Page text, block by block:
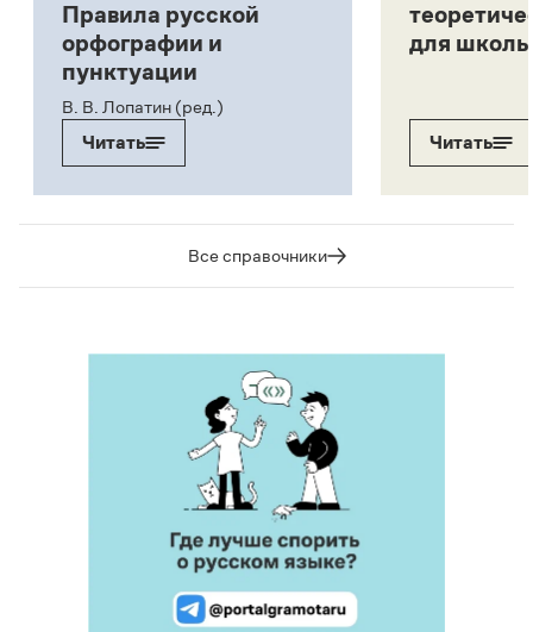
Правила русской
орфографии и
пунктуации
В. В. Лопатин (ред.)
Читать
для
Читать
Все справочники